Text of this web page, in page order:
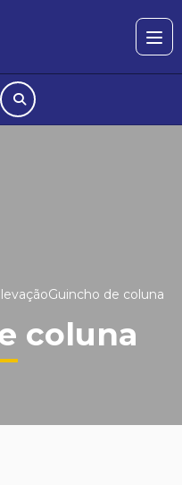
Guincho de coluna
coluna